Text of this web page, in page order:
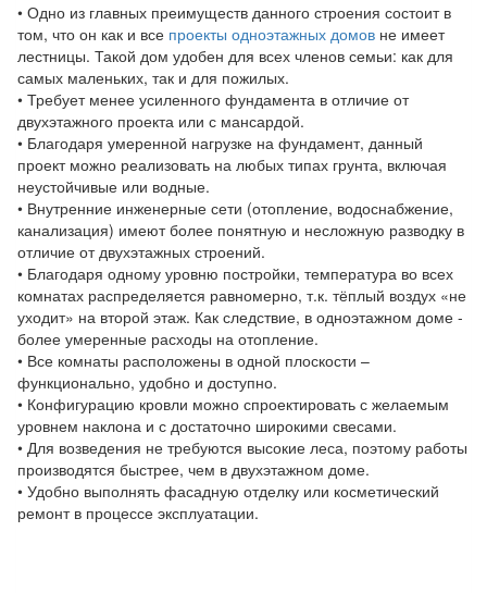
• Одно из главных преимуществ данного строения состоит в
том, что он как и все проекты одноэтажных домов не имеет
лестницы. Такой дом удобен для всех членов семьи: как для
самых маленьких, так и для пожилых.
• Требует менее усиленного фундамента в отличие от
двухэтажного проекта или с мансардой.
• Благодаря умеренной нагрузке на фундамент, данный
проект можно реализовать на любых типах грунта, включая
неустойчивые или водные.
• Внутренние инженерные сети (отопление, водоснабжение,
канализация) имеют более понятную и несложную разводку в
отличие от двухэтажных строений.
• Благодаря одному уровню постройки, температура во всех
комнатах распределяется равномерно, т.к. тёплый воздух «не
уходит» на второй этаж. Как следствие, в одноэтажном доме -
более умеренные расходы на отопление.
• Все комнаты расположены в одной плоскости –
функционально, удобно и доступно.
• Конфигурацию кровли можно спроектировать с желаемым
уровнем наклона и с достаточно широкими свесами.
• Для возведения не требуются высокие леса, поэтому работы
производятся быстрее, чем в двухэтажном доме.
• Удобно выполнять фасадную отделку или косметический
ремонт в процессе эксплуатации.